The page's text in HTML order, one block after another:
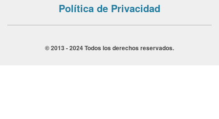
Política de Privacidad
© 2013 - 2024 Todos los derechos reservados.